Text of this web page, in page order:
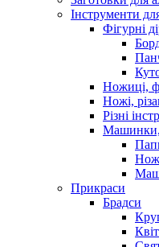
Інструменти
Фігурні
Ножиці,
Ножі,
Різні
Машинки,
Прикраси
Брадси